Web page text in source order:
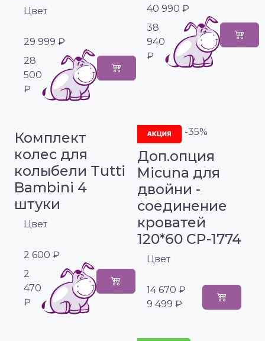
Цвет
29 999 ₽
28
500
₽
40 990 ₽
38
940
₽
Комплект
колес для
колыбели Tutti
Bambini 4
штуки
Цвет
2 600 ₽
2
470
₽
-35%
Доп.опция
Micuna для
двойни -
соединение
кроватей
120*60 CP-1774
Цвет
14 670 ₽
9 499 ₽